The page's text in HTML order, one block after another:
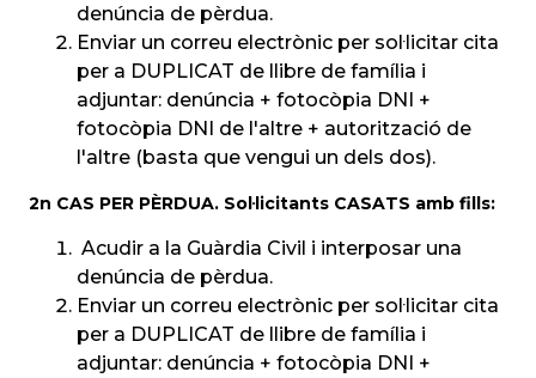
denúncia de pèrdua.
Enviar un correu electrònic per sol·licitar cita
per a DUPLICAT de llibre de família i
adjuntar: denúncia + fotocòpia DNI +
fotocòpia DNI de l'altre + autorització de
l'altre (basta que vengui un dels dos).
2n CAS PER PÈRDUA. Sol·licitants CASATS amb fills:
Acudir a la Guàrdia Civil i interposar una
denúncia de pèrdua.
Enviar un correu electrònic per sol·licitar cita
per a DUPLICAT de llibre de família i
adjuntar: denúncia + fotocòpia DNI +